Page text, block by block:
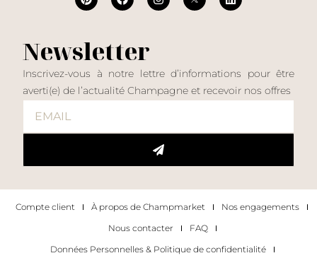
Newsletter
Inscrivez-vous à notre lettre d’informations pour être
averti(e) de l’actualité Champagne et recevoir nos offres
Compte client À propos de Champmarket
Nos engagements
Nous contacter
FAQ
Données Personnelles & Politique de confidentialité